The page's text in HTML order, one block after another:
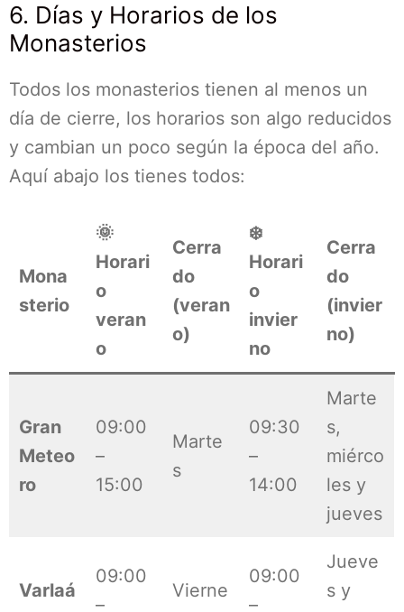
6. Días y Horarios de los
Monasterios
Todos los monasterios tienen al menos un
día de cierre, los horarios son algo reducidos
y cambian un poco según la época del año.
Aquí abajo los tienes todos:
Mona
sterio
🌞
Horari
o
veran
o
Cerra
do
(veran
o)
❄️
Horari
o
invier
no
Cerra
do
(invier
no)
Gran
Meteo
ro
09:00
–
15:00
Marte
s
09:30
–
14:00
Marte
s,
miérco
les y
jueves
Varlaá
09:00
–
Vierne
09:00
–
Jueve
s y